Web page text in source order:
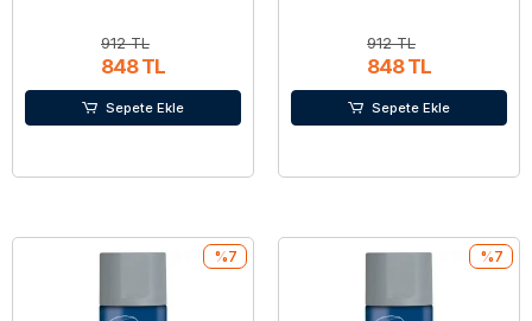
912 TL
848 TL
Sepete Ekle
912 TL
848 TL
Sepete Ekle
%7 %7